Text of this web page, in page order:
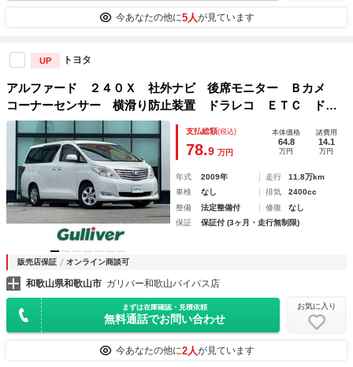
今あなたの他に5人が見ています
UP トヨタ
アルファード ２４０Ｘ 社外ナビ 後席モニター Ｂカメ
コーナーセンサー 横滑り防止装置 ドラレコ ＥＴＣ ドア
バイザー 社外フロアマット 片側パワスラ ステアリングス
イッチ 電動格納ミラー オートライト フォグランプ
支払総額(税込)
78.9 万円
本体価格
64.8
万円
諸費用
14.1
万円
年式 2009年 走行
11.8万km
車検
なし 排気
2400cc
整備
法定整備付 修復
なし
保証
保証付 (3ヶ月・走行無制限)
販売店保証 オンライン商談可
和歌山県和歌山市 ガリバー和歌山バイパス店
まずは在庫確認・見積依頼
無料通話でお問い合わせ
お気に入り
今あなたの他に2人が見ています